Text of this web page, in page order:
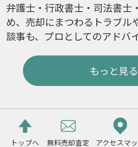
弁護士・行政書士・司法書士
め、売却にまつわるトラブル
談事も、プロとしてのアドバ
もっと見る
トップへ 無料売却査定 アクセスマ